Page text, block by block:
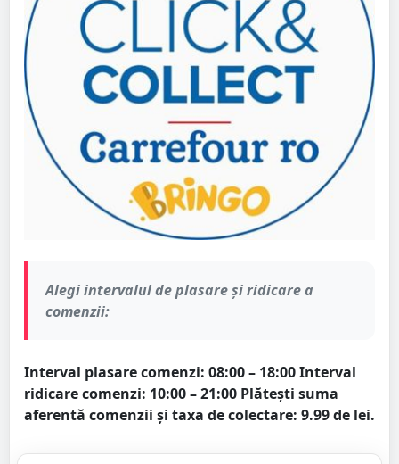
Alegi intervalul de plasare și ridicare a
comenzii:
Interval plasare comenzi: 08:00 – 18:00Interval
ridicare comenzi: 10:00 – 21:00 Plătești suma
aferentă comenzii și taxa de colectare: 9.99 de lei.